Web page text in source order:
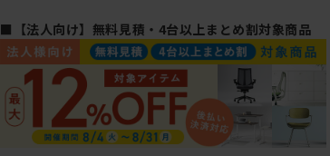
■【法人向け】無料見積・4台以上まとめ割対象商品